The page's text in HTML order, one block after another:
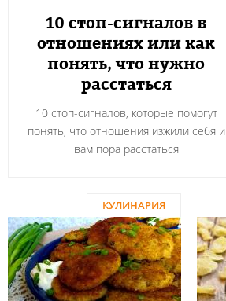
10 стоп-сигналов в
отношениях или как
понять, что нужно
расстаться
10 стоп-сигналов, которые помогут
понять, что отношения изжили себя и
вам пора расстаться
КУЛИНАРИЯ